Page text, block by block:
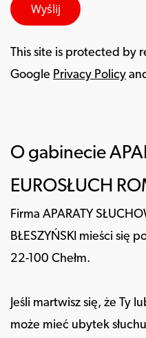
This site is protected by
Google Privacy Policy
O gabinecie
EUROSŁUCH
Firma APARATY
BŁESZYŃSKI mieści się
22-100 Chełm.
Jeśli martwisz się, że Ty
może mieć ubytek